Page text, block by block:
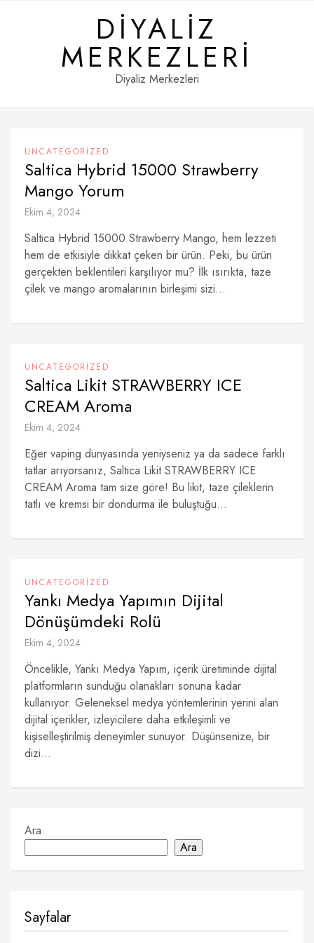
DIYALIZ
MERKEZLERI
Diyaliz Merkezleri
UNCATEGORIZED
Saltica Hybrid 15000 Strawberry
Mango Yorum
Ekim 4, 2024
Saltica Hybrid 15000 Strawberry Mango, hem lezzeti
hem de etkisiyle dikkat çeken bir ürün. Peki, bu ürün
gerçekten beklentileri karşılıyor mu? İlk ısırıkta, taze
çilek ve mango aromalarının birleşimi sizi...
UNCATEGORIZED
Saltica Likit STRAWBERRY ICE
CREAM Aroma
Ekim 4, 2024
Eğer vaping dünyasında yeniyseniz ya da sadece farklı
tatlar arıyorsanız, Saltica Likit STRAWBERRY ICE
CREAM Aroma tam size göre! Bu likit, taze çileklerin
tatlı ve kremsi bir dondurma ile buluştuğu...
UNCATEGORIZED
Yankı Medya Yapımın Dijital
Dönüşümdeki Rolü
Ekim 4, 2024
Öncelikle, Yankı Medya Yapım, içerik üretiminde dijital
platformların sunduğu olanakları sonuna kadar
kullanıyor. Geleneksel medya yöntemlerinin yerini alan
dijital içerikler, izleyicilere daha etkileşimli ve
kişiselleştirilmiş deneyimler sunuyor. Düşünsenize, bir
dizi...
Ara
Ara
Sayfalar